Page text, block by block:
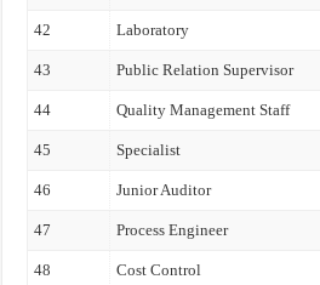
42 Laboratory
43 Public Relation Supervisor
44 Quality Management Staff
45 Specialist
46 Junior Auditor
47 Process Engineer
48 Cost Control